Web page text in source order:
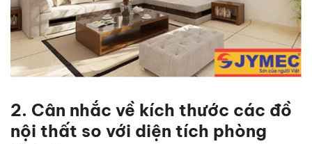
2. Cân nhắc về kích thước các đồ
nội thất so với diện tích phòng